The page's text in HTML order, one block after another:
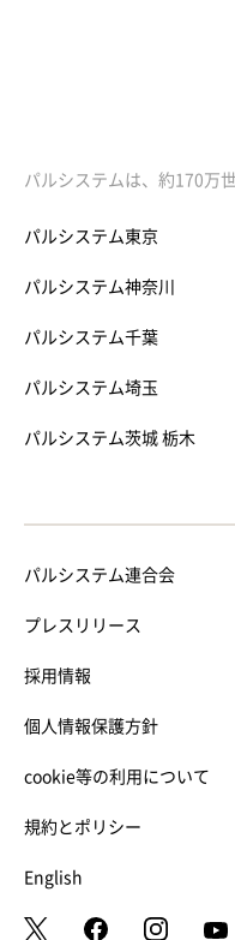
パルシステムは、約170万
パルシステム東京
パルシステム神奈川
パルシステム千葉
パルシステム埼玉
パルシステム茨城 栃木
パルシステム連合会
プレスリリース
採用情報
個人情報保護方針
cookie等の利用について
規約とポリシー
English